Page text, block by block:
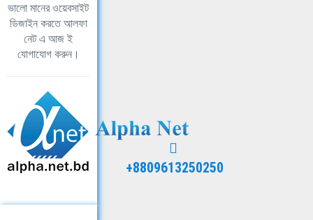
ভালো মানের ওয়েবসাইট
ডিজাইন করতে আলফা
নেট এ আজ ই
যোগাযোগ করুন।
+8809613250250